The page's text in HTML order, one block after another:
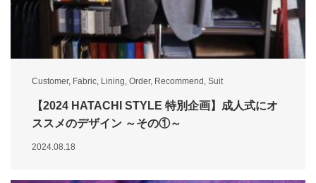
Customer, Fabric Lining Order, Recommend Suit
【2024 HATACHI STYLE 特別企画】成人式にオ
ススメのデザイン ～その①～
2024.08.18